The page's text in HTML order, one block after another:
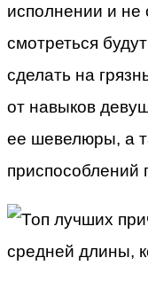
исполнении и не
смотреться
сделать на
от навыков
ее шевелюры, а
приспособлений